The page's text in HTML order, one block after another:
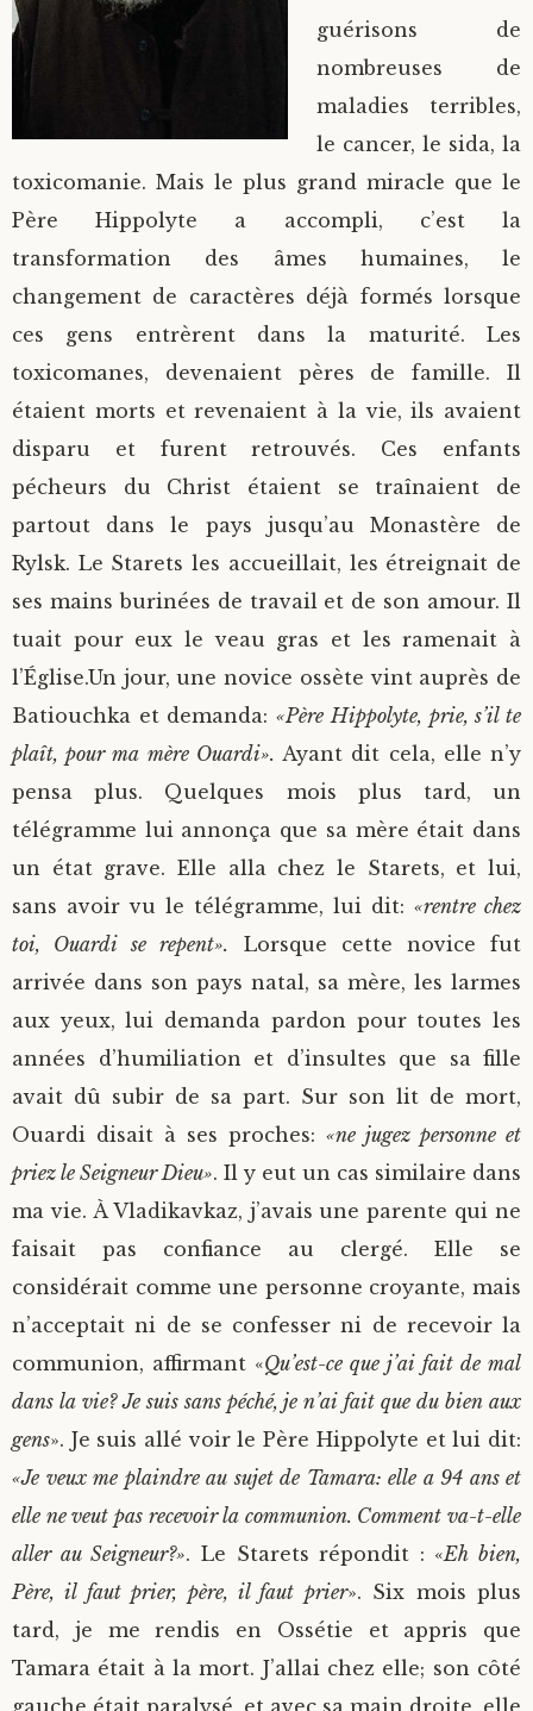
guérisons de
nombreuses de
maladies terribles,
le cancer, le sida, la
toxicomanie. Mais le plus grand miracle que le
Père Hippolyte a accompli, c’est la
transformation des âmes humaines, le
changement de caractères déjà formés lorsque
ces gens entrèrent dans la maturité. Les
toxicomanes, devenaient pères de famille. Il
étaient morts et revenaient à la vie, ils avaient
disparu et furent retrouvés. Ces enfants
pécheurs du Christ étaient se traînaient de
partout dans le pays jusqu’au Monastère de
Rylsk. Le Starets les accueillait, les étreignait de
ses mains burinées de travail et de son amour. Il
tuait pour eux le veau gras et les ramenait à
l’Église.Un jour, une novice ossète vint auprès de
Batiouchka et demanda:«Père Hippolyte, prie, s’il te
plaît, pour ma mère Ouardi». Ayant dit cela, elle n’y
pensa plus. Quelques mois plus tard, un
télégramme lui annonça que sa mère était dans
un état grave. Elle alla chez le Starets, et lui,
sans avoir vu le télégramme, lui dit: «rentre chez
toi, Ouardi se repent».
Lorsque cette novice fut
arrivée dans son pays natal, sa mère, les larmes
aux yeux, lui demanda pardon pour toutes les
années d’humiliation et d’insultes que sa fille
avait dû subir de sa part. Sur son lit de mort,
Ouardi disait à ses proches: «ne jugez personne et
priez le Seigneur Dieu». Il y eut un cas similaire dans
ma vie. À Vladikavkaz, j’avais une parente qui ne
faisait pas confiance au clergé. Elle se
considérait comme une personne croyante, mais
n’acceptait ni de se confesser ni de recevoir la
communion, affirmant «Qu’est-ce que j’ai fait de mal
dans la vie? Je suis sans péché, je n’ai fait que du bien aux
gens». Je suis allé voir le Père Hippolyte et lui dit:
«Je veux me plaindre au sujet de Tamara: elle a 94 ans et
elle ne veut pas recevoir la communion. Comment va-t-elle
aller au Seigneur?». Le Starets répondit : «Eh bien,
Père, il faut prier, père, il faut prier». Six mois plus
tard, je me rendis en Ossétie et appris que
Tamara était à la mort. J’allai chez elle; son côté
gauche était paralysé, et avec sa main droite, elle